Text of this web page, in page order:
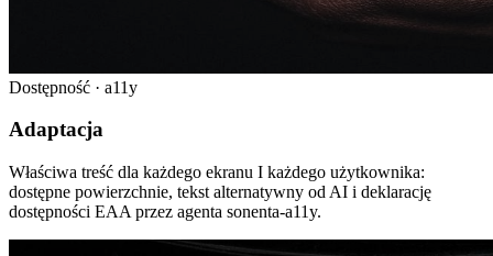
Dostępność · a11y
Adaptacja
Właściwa treść dla każdego ekranu I każdego użytkownika:
dostępne powierzchnie, tekst alternatywny od AI i deklarację
dostępności EAA przez agenta sonenta-a11y.